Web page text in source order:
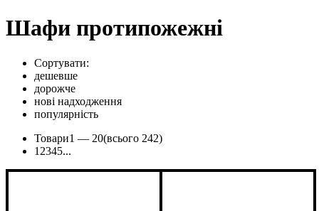
Шафи протипожежні
Сортувати:
дешевше
дорожче
нові надходження
популярність
Товари1 — 20(всього 242)
1 2345...